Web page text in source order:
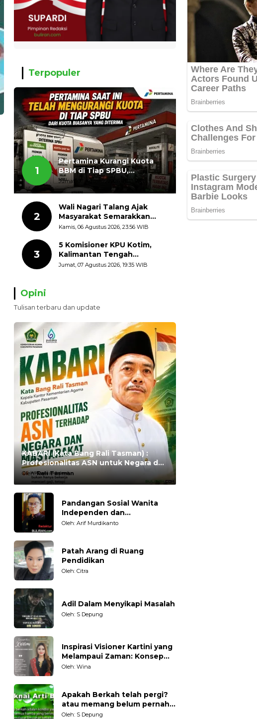
Terpopuler
1
Pertamina Kurangi Kuota
BBM di Tiap SPBU,
Masyarakat Bertanya ada
Apa
Jumat, 07 Agustus 2026, 11:03 WIB
2
Wali Nagari Talang Ajak
Masyarakat Semarakkan
HUT ke-81 Kemerdekaan RI
Bendera Merah Putih
Kamis, 06 Agustus 2026, 23:56 WIB
3
5 Komisioner KPU Kotim,
Kalimantan Tengah
Ditetapkan Tersangka,
Jumat, 07 Agustus 2026, 19:35 WIB
Opini
Tulisan terbaru dan update
KABARI (Kata Bang Rali Tasman) :
Profesionalitas ASN untuk Negara dan
Masyarakat
Oleh:Rali Tasman
Pandangan Sosial Wanita
Independen dan
Karakteristiknya
Oleh: Arif Murdikanto
Patah Arang di Ruang
Pendidikan
Oleh: Citra
Adil Dalam Menyikapi Masalah
Oleh: S Depung
Inspirasi Visioner Kartini yang
Melampaui Zaman: Konsep
Kecakapan Hidup bagi
Oleh: Wina
Apakah Berkah telah pergi?
atau memang belum pernah
datang?
Oleh: S Depung